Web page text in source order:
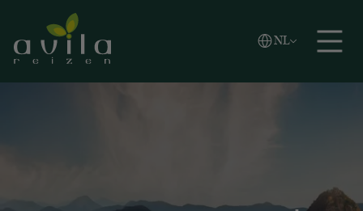
Zoeken
NL
Vlaams
English